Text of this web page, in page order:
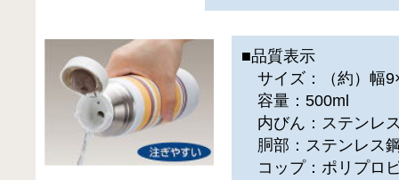
■品質表示
サイズ：（約）幅
容量：500ml
内びん：ステンレ
胴部：ステンレス
コップ：ポリプロ